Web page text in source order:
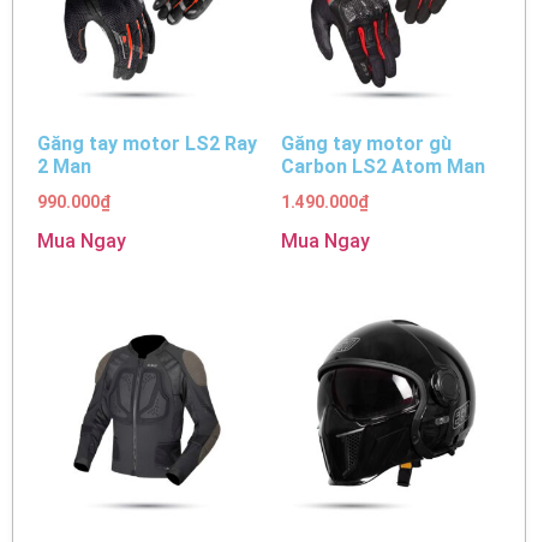
Găng tay motor LS2 Ray
2 Man
990.000₫
Mua Ngay
Găng tay motor gù
Carbon LS2 Atom Man
1.490.000₫
Mua Ngay